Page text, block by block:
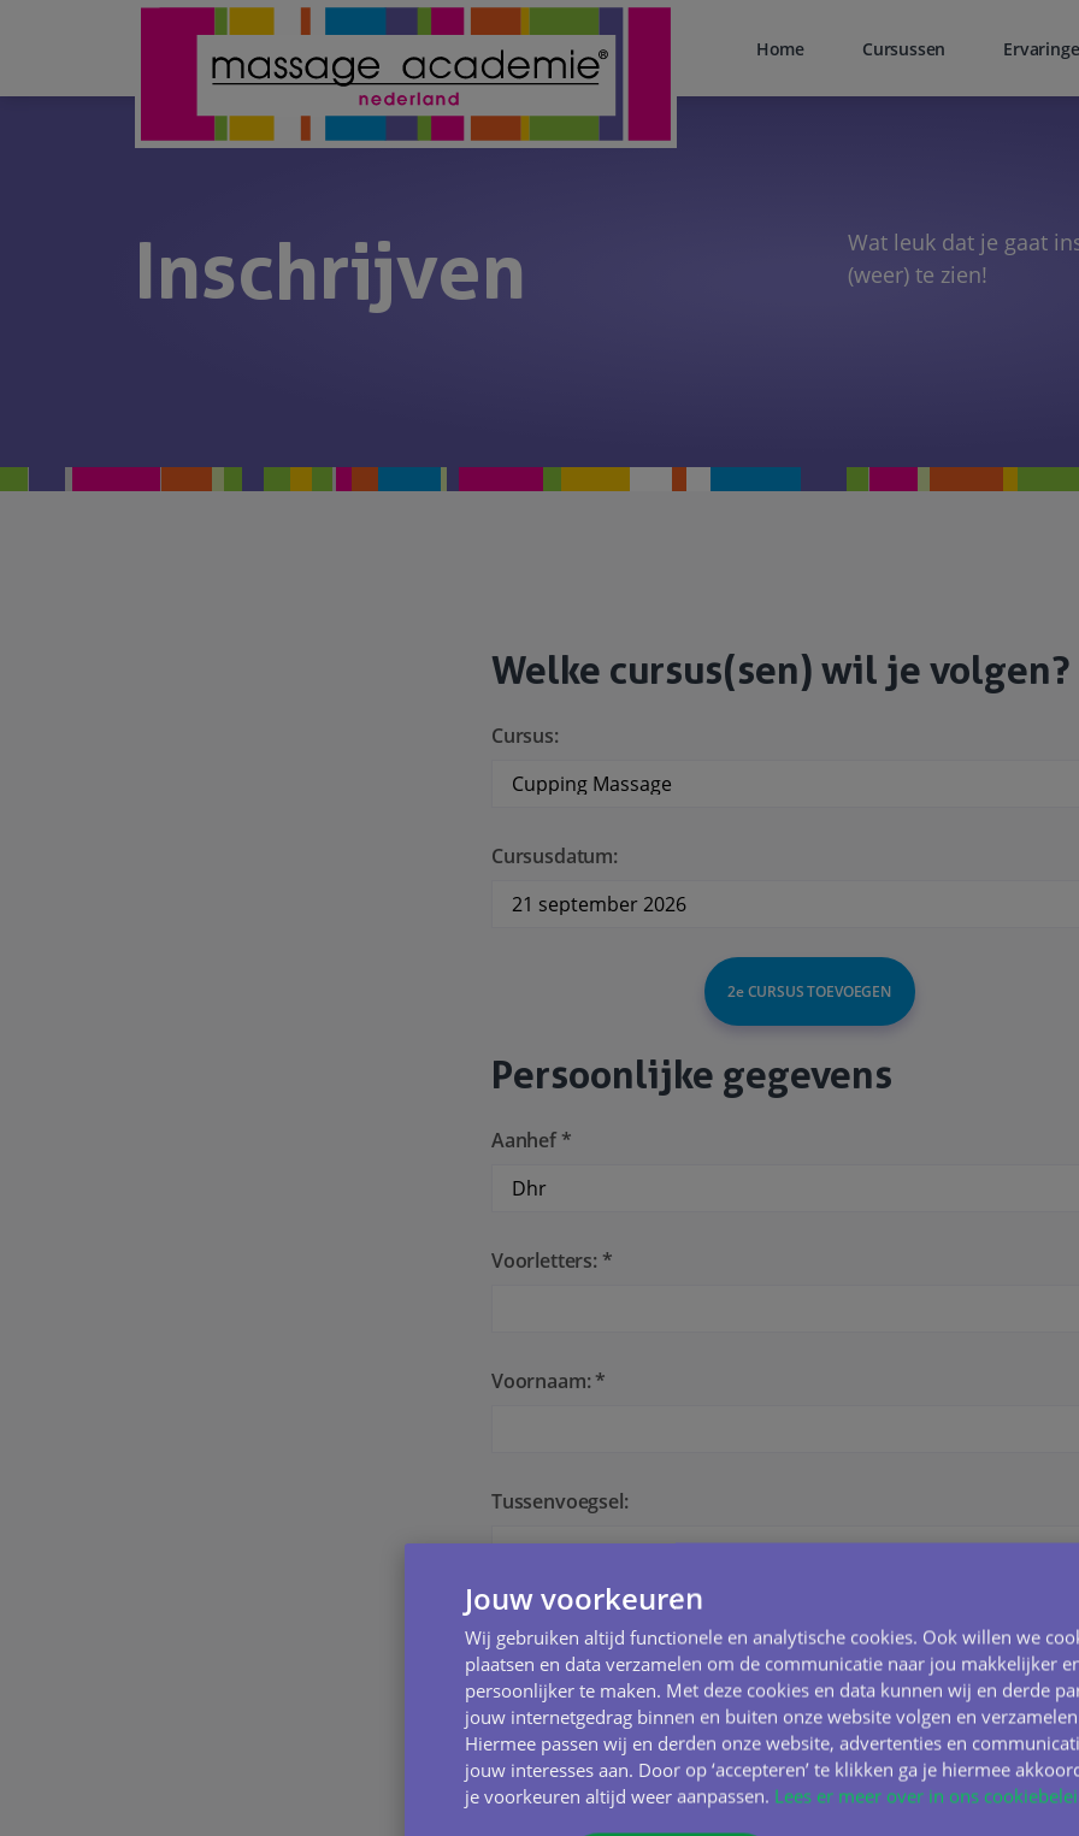
Jouw voorkeuren
Wij gebruiken altijd functionele en analytische cookies. Ook willen we
plaatsen en data verzamelen om de communicatie naar jou makkelijker
persoonlijker te maken. Met deze cookies en data kunnen wij en derde
jouw internetgedrag binnen en buiten onze website volgen en
Hiermee passen wij en derden onze website, advertenties en
jouw interesses aan. Door op ‘accepteren’ te klikken ga je hiermee
je voorkeuren altijd weer aanpassen. Lees er meer over in ons
Home Cursussen
Inschrijven
Wat leuk dat je gaat
(weer) te zien!
Welke cursus(sen) wil je volgen?
Cursus:
Cursusdatum:
2e CURSUS TOEVOEGEN
Persoonlijke gegevens
Aanhef *
Voorletters: *
Voornaam: *
Tussenvoegsel:
Postcode: * Huisnummer: *